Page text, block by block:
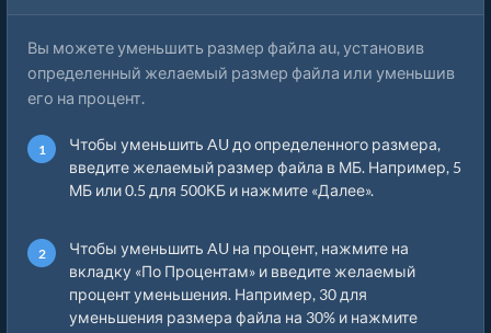
Вы можете уменьшить размер файла au, установив
определенный желаемый размер файла или уменьшив
его на процент.
Чтобы уменьшить AU до определенного размера,
введите желаемый размер файла в МБ. Например, 5
МБ или 0.5 для 500КБ и нажмите «Далее».
Чтобы уменьшить AU на процент, нажмите на
вкладку «По Процентам» и введите желаемый
процент уменьшения. Например, 30 для
уменьшения размера файла на 30% и нажмите